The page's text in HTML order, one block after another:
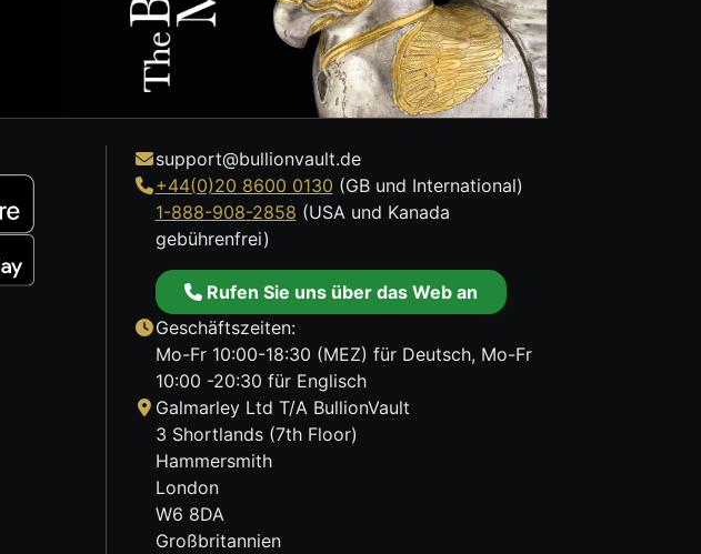
support@bullionvault.de
+44(0)20 8600 0130 (GB und International)
1-888-908-2858 (USA und Kanada
gebührenfrei)
Rufen Sie uns über das Web an
Geschäftszeiten:
Mo-Fr 10:00-18:30 (MEZ) für Deutsch, Mo-Fr
10:00 -20:30 für Englisch
Galmarley Ltd T/A BullionVault
3 Shortlands (7th Floor)
Hammersmith
London
W6 8DA
Großbritannien